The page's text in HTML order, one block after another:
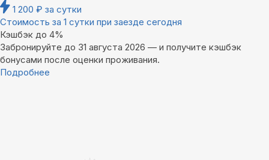
1 200 ₽ за сутки
Стоимость за 1 сутки при заезде сегодня
Кэшбэк до 4%
Забронируйте до 31 августа 2026 — и получите кэшбэк
бонусами после оценки проживания.
Подробнее